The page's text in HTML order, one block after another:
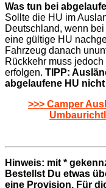
Was tun bei
Sollte die HU im
Deutschland, wenn
eine gültige HU
Fahrzeug danach
Rückkehr muss
erfolgen. TIPP:
abgelaufene HU
>>> Camper
Hinweis: mit *
Bestellst Du etwas
eine Provision. Für